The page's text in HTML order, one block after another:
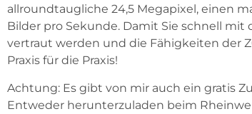
allroundtaugliche 24,5 Megapixel, einen
Bilder pro Sekunde. Damit Sie schnell mit
vertraut werden und die Fähigkeiten der
Praxis für die Praxis!
Achtung: Es gibt von mir auch ein gratis
Entweder herunterzuladen beim